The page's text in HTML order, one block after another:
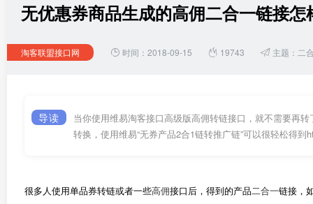
无优惠券商品生成的高佣二合一链接
淘客联盟接口网 时间：2018-09-15 19743 主题： 二
导读
当你使用维易淘客接口高级版高佣转链接口，就不需要再
转换，使用维易“无券产品2合1链转推广链”可以很轻松得
很多人使用单品券转链或者一些高佣接口后，得到的产品二合一链接，